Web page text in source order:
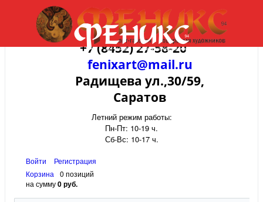
+7 (8452) 27-58-20
fenixart@mail.ru
Радищева ул.,30/59,
Саратов
Летний режим работы:
Пн-Пт: 10-19 ч.
Сб-Вс: 10-17 ч.
Войти
Регистрация
Корзина
0 позиций
на сумму0 руб.